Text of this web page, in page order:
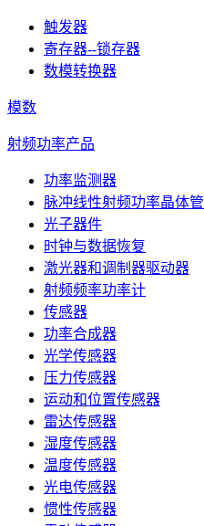
触发器
寄存器--锁存器
数模转换器
模数
射频功率产品
功率监测器
脉冲线性射频功率晶体管
光子器件
时钟与数据恢复
激光器和调制器驱动器
射频频率功率计
传感器
功率合成器
光学传感器
压力传感器
运动和位置传感器
雷达传感器
湿度传感器
温度传感器
光电传感器
惯性传感器